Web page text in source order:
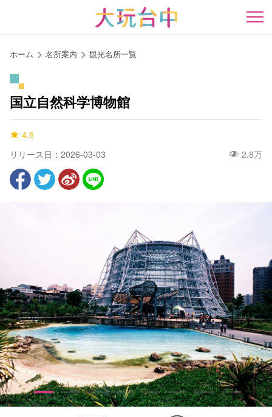
開
ホーム 名所案内 観光名所一覧
国立自然科学博物館
4.6
リリース日：2026-03-03
2.8万